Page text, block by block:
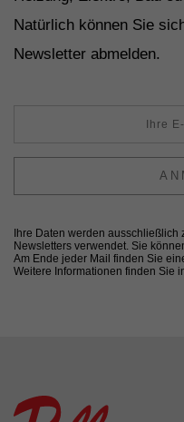
Natürlich können Sie
Newsletter abmelden.
Ihre Daten werden
Newsletters verwendet. Sie
Am Ende jeder Mail finden Sie
Weitere Informationen finden Sie